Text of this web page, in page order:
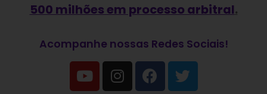
500 milhões em processo arbitral.
Acompanhe nossas Redes Sociais!